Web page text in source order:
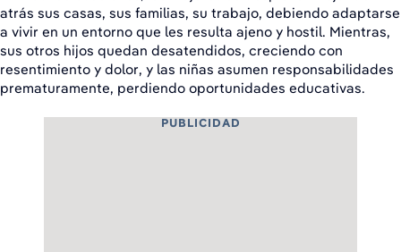
atrás sus casas, sus familias, su trabajo, debiendo adaptarse
a vivir en un entorno que les resulta ajeno y hostil. Mientras,
sus otros hijos quedan desatendidos, creciendo con
resentimiento y dolor, y las niñas asumen responsabilidades
prematuramente, perdiendo oportunidades educativas.
PUBLICIDAD